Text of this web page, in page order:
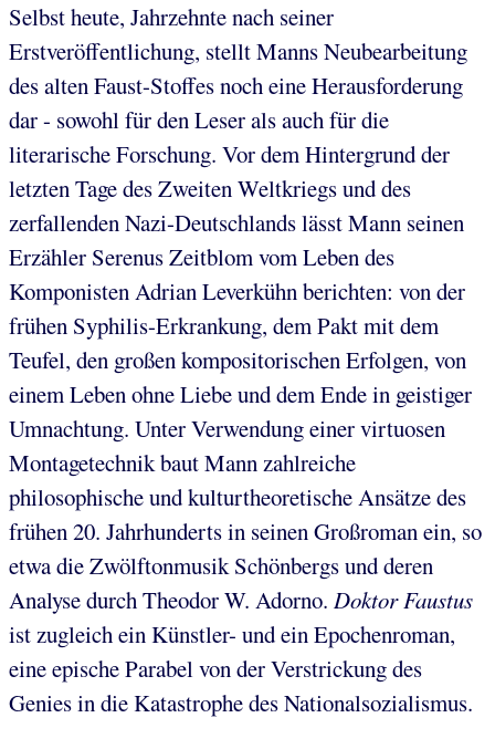
Selbst heute, Jahrzehnte nach seiner
Erstveröffentlichung, stellt Manns Neubearbeitung
des alten Faust-Stoffes noch eine Herausforderung
dar - sowohl für den Leser als auch für die
literarische Forschung. Vor dem Hintergrund der
letzten Tage des Zweiten Weltkriegs und des
zerfallenden Nazi-Deutschlands lässt Mann seinen
Erzähler Serenus Zeitblom vom Leben des
Komponisten Adrian Leverkühn berichten: von der
frühen Syphilis-Erkrankung, dem Pakt mit dem
Teufel, den großen kompositorischen Erfolgen, von
einem Leben ohne Liebe und dem Ende in geistiger
Umnachtung. Unter Verwendung einer virtuosen
Montagetechnik baut Mann zahlreiche
philosophische und kulturtheoretische Ansätze des
frühen 20. Jahrhunderts in seinen Großroman ein, so
etwa die Zwölftonmusik Schönbergs und deren
Analyse durch Theodor W. Adorno. Doktor Faustus
ist zugleich ein Künstler- und ein Epochenroman,
eine epische Parabel von der Verstrickung des
Genies in die Katastrophe des Nationalsozialismus.